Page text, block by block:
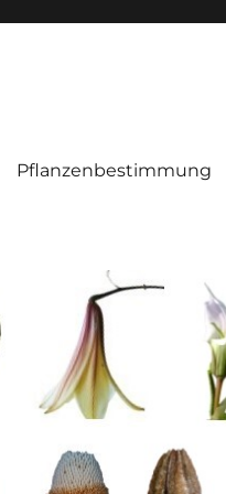
Pflanzenbestimmung